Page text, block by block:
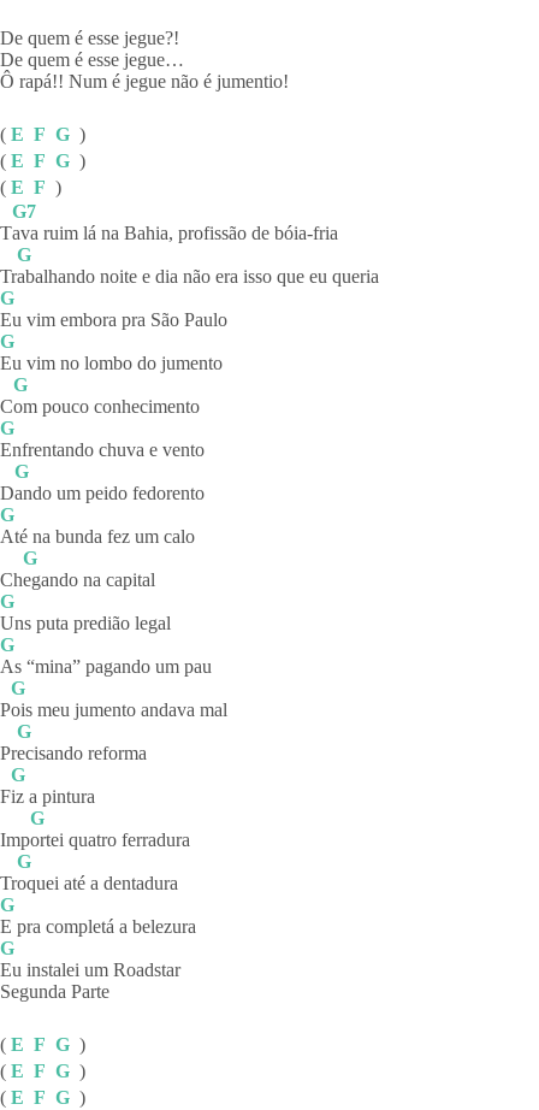
De quem é esse jegue?!
De quem é esse jegue…
Ô rapá!! Num é jegue não é jumentio!
( E F G )
( E F G )
( E F )
T
G7
ava ruim lá na Bahia, profissão de bóia-fria
Tr
G
abalhando noite e dia não era isso que eu queria
G
Eu vim embora pra São Paulo
G
Eu vim no lombo do jumento
C
G
om pouco conhecimento
G
Enfrentando chuva e vento
D
G
ando um peido fedorento
G
Até na bunda fez um calo
Ch
G
egando na capital
G
Uns puta predião legal
G
As “mina” pagando um pau
P
G
ois meu jumento andava mal
Pr
G
ecisando reforma
F
G
iz a pintura
Imp
G
ortei quatro ferradura
Tr
G
oquei até a dentadura
G
E pra completá a belezura
G
Eu instalei um Roadstar
Segunda Parte
( E F G )
( E F G )
( E F G )